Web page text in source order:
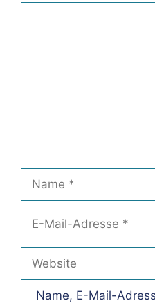
Mail-
Adresse
Name, E-Mail-